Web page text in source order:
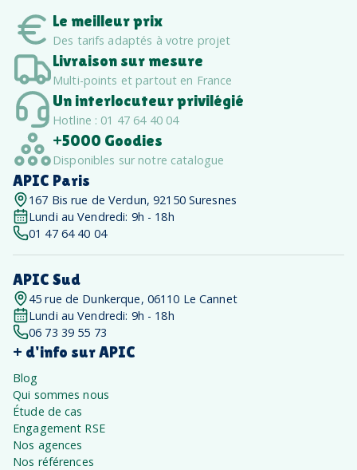
Le meilleur prix
Des tarifs adaptés à votre projet
Livraison sur mesure
Multi-points et partout en France
Un interlocuteur privilégié
Hotline : 01 47 64 40 04
+5000 Goodies
Disponibles sur notre catalogue
APIC Paris
167 Bis rue de Verdun, 92150 Suresnes
Lundi au Vendredi: 9h - 18h
01 47 64 40 04
APIC Sud
45 rue de Dunkerque, 06110 Le Cannet
Lundi au Vendredi: 9h - 18h
06 73 39 55 73
+ d'info sur APIC
Blog
Qui sommes nous
Étude de cas
Engagement RSE
Nos agences
Nos références